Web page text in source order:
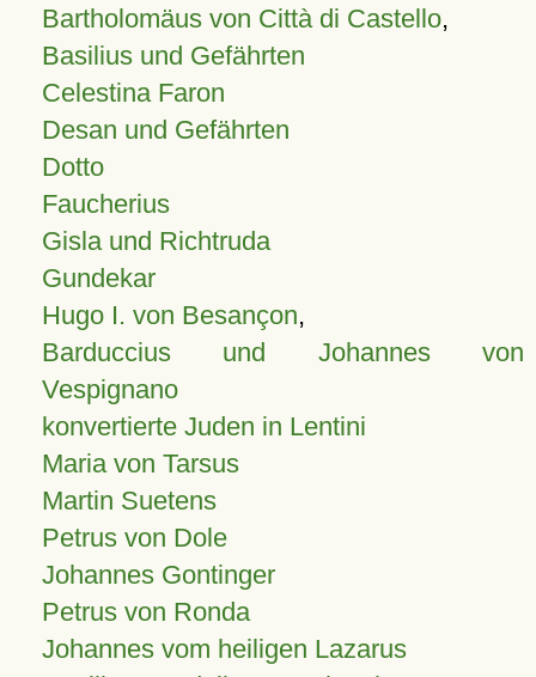
Bartholomäus von Città di Castello,
Basilius und Gefährten
Celestina Faron
Desan und Gefährten
Dotto
Faucherius
Gisla und Richtruda
Gundekar
Hugo I. von Besançon,
Barduccius und Johannes von
Vespignano
konvertierte Juden in Lentini
Maria von Tarsus
Martin Suetens
Petrus von Dole
Johannes Gontinger
Petrus von Ronda
Johannes vom heiligen Lazarus